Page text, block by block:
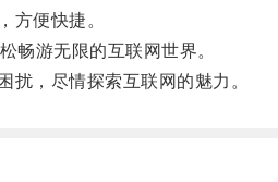
便快捷。
游无限的互联网世界。
，尽情探索互联网的魅力。